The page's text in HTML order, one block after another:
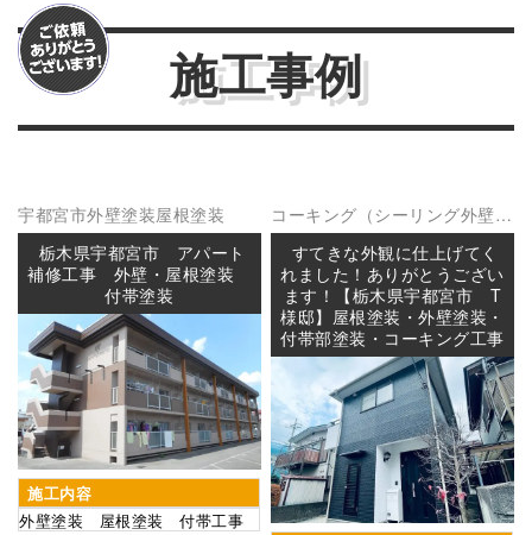
施工事例
宇都宮市外壁塗装屋根塗装
栃木県宇都宮市 アパート
補修工事 外壁・屋根塗装
付帯塗装
施工内容
外壁塗装 屋根塗装 付帯工事
コーキング（シーリング外壁塗
装屋根塗装防水工事
すてきな外観に仕上げてく
れました！ありがとうござい
ます！【栃木県宇都宮市 T
様邸】屋根塗装・外壁塗装・
付帯部塗装・コーキング工事